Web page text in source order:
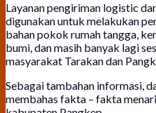
Layanan pengiriman logistic
digunakan untuk melakukan
bahan pokok rumah tangga,
bumi, dan masih banyak lagi
masyarakat Tarakan dan
Sebagai tambahan informasi,
membahas fakta – fakta